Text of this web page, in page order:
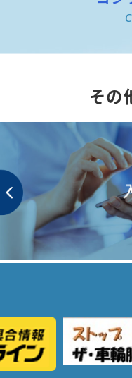
その